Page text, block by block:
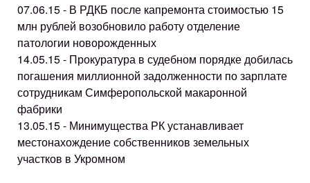
07.06.15 - В РДКБ после капремонта стоимостью 15
млн рублей возобновило работу отделение
патологии новорожденных
14.05.15 - Прокуратура в судебном порядке добилась
погашения миллионной задолженности по зарплате
сотрудникам Симферопольской макаронной
фабрики
13.05.15 - Минимущества РК устанавливает
местонахождение собственников земельных
участков в Укромном